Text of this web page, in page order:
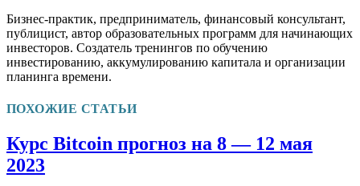
Бизнес-практик, предприниматель, финансовый консультант,
публицист, автор образовательных программ для начинающих
инвесторов. Создатель тренингов по обучению
инвестированию, аккумулированию капитала и организации
планинга времени.
ПОХОЖИЕ СТАТЬИ
Курс Bitcoin прогноз на 8 — 12 мая
2023